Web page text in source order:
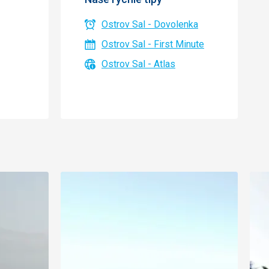
Ostrov Sal - Dovolenka
Ostrov Sal - First Minute
Ostrov Sal - Atlas